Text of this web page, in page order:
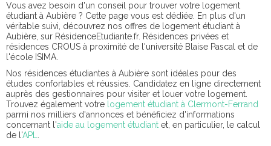
Vous avez besoin d'un conseil pour trouver votre logement
étudiant à Aubière ? Cette page vous est dédiée. En plus d'un
véritable suivi, découvrez nos offres de logement étudiant à
Aubière, sur RésidenceEtudiante.fr. Résidences privées et
résidences CROUS à proximité de l'université Blaise Pascal et de
l'école ISIMA.
Nos résidences étudiantes à Aubière sont idéales pour des
études confortables et réussies. Candidatez en ligne directement
auprès des gestionnaires pour visiter et louer votre logement.
Trouvez également votre logement étudiant à Clermont-Ferrand
parmi nos milliers d'annonces et bénéficiez d'informations
concernant l'aide au logement étudiant et, en particulier, le calcul
de l'APL